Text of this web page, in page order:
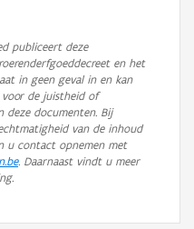
publiceert deze
en het
in geen geval in en kan
de juistheid of
deze documenten. Bij
van de inhoud
u contact opnemen met
. Daarnaast vindt u meer